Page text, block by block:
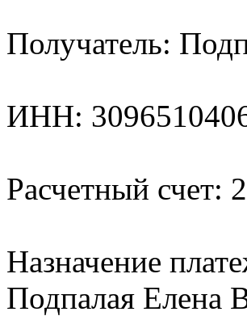
Получатель:
ИНН:
Расчетный счет:
Назначение
Подпалая Елена